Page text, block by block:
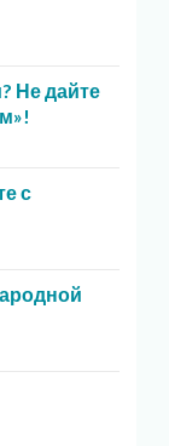
Не дайте
с